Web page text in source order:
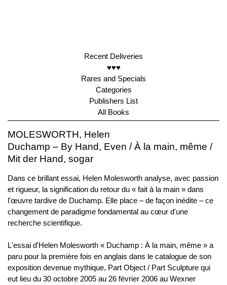
Recent Deliveries
♥♥♥
Rares and Specials
Categories
Publishers List
All Books
MOLESWORTH, Helen
Duchamp – By Hand, Even / À la main, même /
Mit der Hand, sogar
Dans ce brillant essai, Helen Molesworth analyse, avec passion
et rigueur, la signification du retour du « fait à la main » dans
l'œuvre tardive de Duchamp. Elle place – de façon inédite – ce
changement de paradigme fondamental au cœur d'une
recherche scientifique.
L'essai d'Helen Molesworth « Duchamp : À la main, même » a
paru pour la première fois en anglais dans le catalogue de son
exposition devenue mythique, Part Object / Part Sculpture qui
eut lieu du 30 octobre 2005 au 26 février 2006 au Wexner